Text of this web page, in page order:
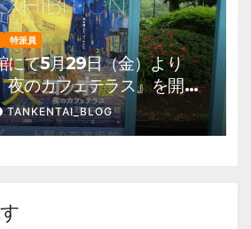
特派員
にて5月29日（金）より
夜のカフェテラス』を開
美術館・博物館 混雑情
TANKENTAI_BLOG